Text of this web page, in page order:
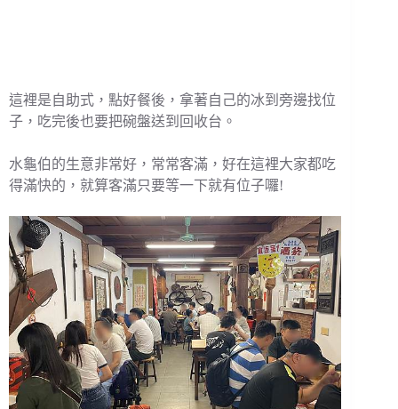
這裡是自助式，點好餐後，拿著自己的冰到旁邊找位
子，吃完後也要把碗盤送到回收台。
水龜伯的生意非常好，常常客滿，好在這裡大家都吃
得滿快的，就算客滿只要等一下就有位子囉!